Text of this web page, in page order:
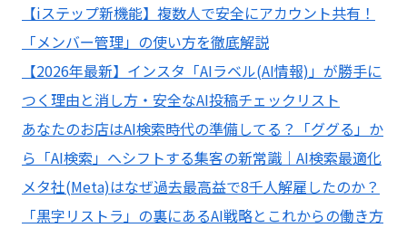
【iステップ新機能】複数人で安全にアカウント共有！
「メンバー管理」の使い方を徹底解説
【2026年最新】インスタ「AIラベル(AI情報)」が勝手に
つく理由と消し方・安全なAI投稿チェックリスト
あなたのお店はAI検索時代の準備してる？「ググる」か
ら「AI検索」へシフトする集客の新常識｜AI検索最適化
メタ社(Meta)はなぜ過去最高益で8千人解雇したのか？
「黒字リストラ」の裏にあるAI戦略とこれからの働き方